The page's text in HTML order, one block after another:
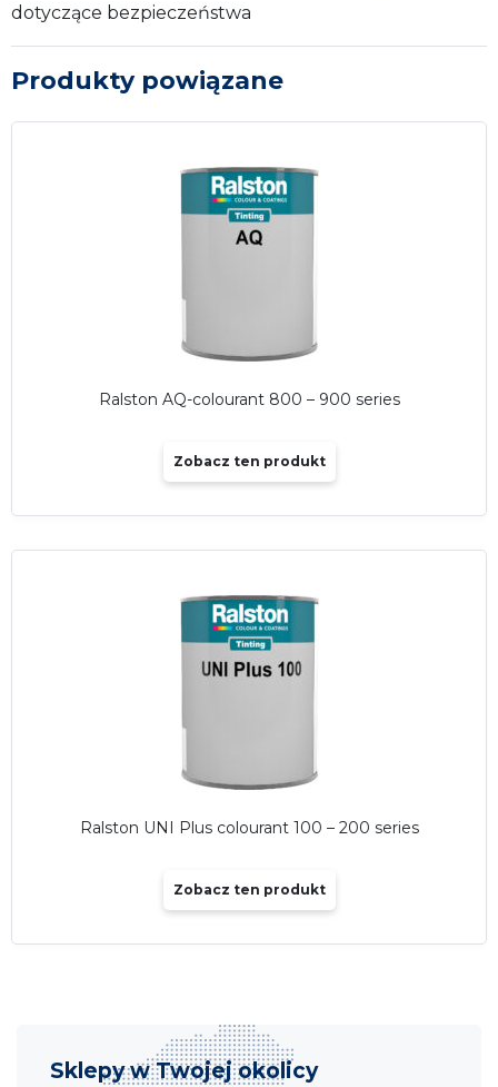
dotyczące bezpieczeństwa
Produkty powiązane
Ralston AQ-colourant 800 – 900 series
Zobacz ten produkt
Ralston UNI Plus colourant 100 – 200 series
Zobacz ten produkt
Sklepy w Twojej okolicy